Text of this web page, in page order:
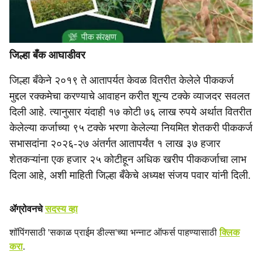
जिल्हा बँक आघाडीवर
जिल्हा बँकेने २०१९ ते आतापर्यत केवळ वितरीत केलेले पीककर्ज
मुद्दल रक्कमेचा करण्याचे आवाहन करीत शून्य टक्के व्याजदर सवलत
दिली आहे. त्यानुसार यंदाही १७ कोटी ७६ लाख रुपये अर्थात वितरीत
केलेल्या कर्जाच्या ९५ टक्के भरणा केलेल्या नियमित शेतकरी पीककर्ज
सभासदांना २०२६-२७ अंतर्गत आतापर्यंत १ लाख ३७ हजार
शेतकऱ्यांना एक हजार २५ कोटीहून अधिक खरीप पीककर्जाचा लाभ
दिला आहे, अशी माहिती जिल्हा बँकेचे अध्यक्ष संजय पवार यांनी दिली.
ॲग्रोवनचेसदस्य व्हा
शॉपिंगसाठी 'सकाळ प्राईम डील्स'च्या भन्नाट ऑफर्स पाहण्यासाठीक्लिक
करा.